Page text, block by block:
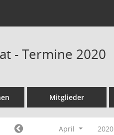
- Termine 2020
Mitglieder
April 2020